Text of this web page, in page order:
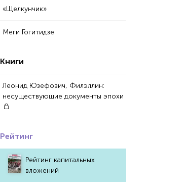
«Щелкунчик»
Меги Гогитидзе
Книги
Леонид Юзефович, Филэллин:
несуществующие документы эпохи
Рейтинг
Рейтинг капитальных
вложений